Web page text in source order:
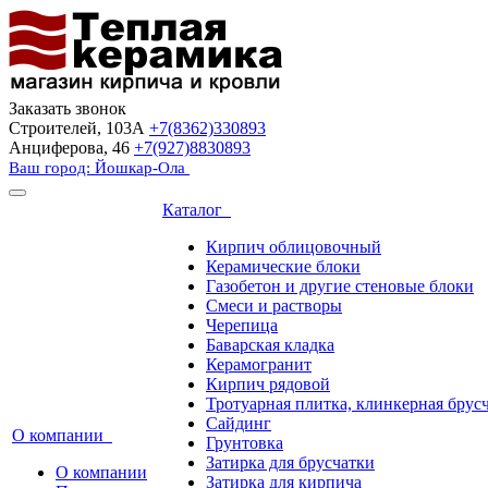
Заказать звонок
Строителей, 103А +7(8362)330893
Анциферова, 46 +7(927)8830893
Ваш город: Йошкар-Ола
О компании
О компании
Каталог
Кирпич облицовочный
Керамические блоки
Газобетон и другие стеновые блоки
Смеси и растворы
Черепица
Баварская кладка
Керамогранит
Кирпич рядовой
Тротуарная плитка, клинкерная
Сайдинг
Грунтовка
Затирка для брусчатки
Затирка для кирпича